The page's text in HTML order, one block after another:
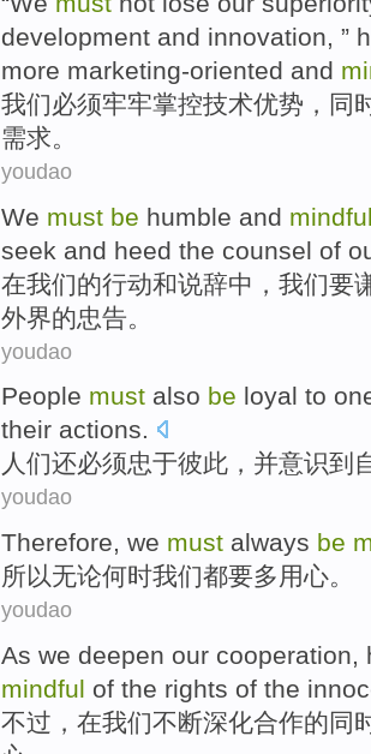
development and innovation, ”
more marketing-oriented and
我们必须牢牢掌控技术优势 ， 同
需求。
youdao
We must be humble and
seek and heed the counsel of
在我们的行动和说辞中， 我们要
外界的忠告 。
youdao
People must also be loyal to
their actions.
人们还必须忠于彼此 ， 并意识到
youdao
Therefore, we must always be
所以无论何时我们都要多用心。
youdao
As we deepen our cooperation,
mindful of the rights of the
不过 ， 在我们不断深化合作的同